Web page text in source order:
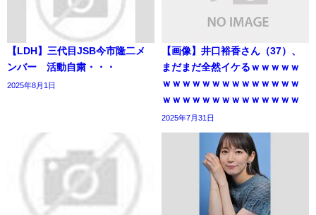
【LDH】三代目JSB今市隆二メ
ンバー 活動自粛・・・
2025年8月1日
【画像】井口裕香さん（37）、
まだまだ全然イケるｗｗｗｗｗ
ｗｗｗｗｗｗｗｗｗｗｗｗｗｗ
ｗｗｗｗｗｗｗｗｗｗｗｗｗｗ
2025年7月31日